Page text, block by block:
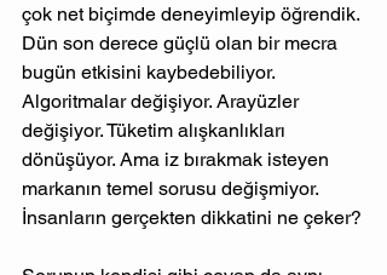
çok net biçimde deneyimleyip öğrendik.
Dün son derece güçlü olan bir mecra
bugün etkisini kaybedebiliyor.
Algoritmalar değişiyor. Arayüzler
değişiyor. Tüketim alışkanlıkları
dönüşüyor. Ama iz bırakmak isteyen
markanın temel sorusu değişmiyor.
İnsanların gerçekten dikkatini ne çeker?